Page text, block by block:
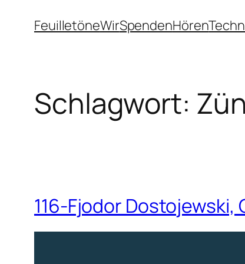
InhaltFeuilletöneWirSpendenHören
Schlagwort:
116-Fjodor